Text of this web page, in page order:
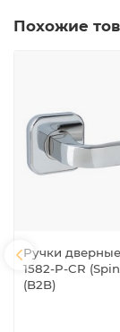
Похожие
Ручки
1582-P-CR
(B2B)